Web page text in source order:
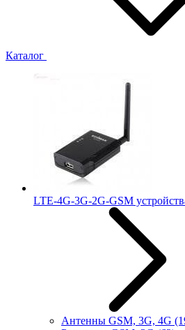
Каталог
LTE-4G-3G-2G-GSM
Антенны GSM, 3G, 4G